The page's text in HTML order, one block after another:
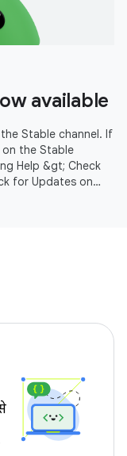
available
Stable channel. If
on the Stable
Help &gt; Check
for Updates on